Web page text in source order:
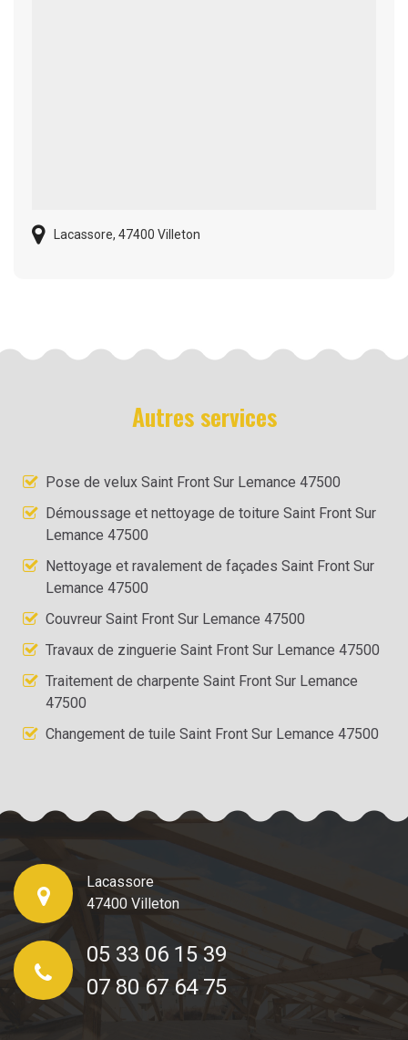
Lacassore, 47400 Villeton
Autres services
Pose de velux Saint Front Sur Lemance 47500
Démoussage et nettoyage de toiture Saint Front Sur
Lemance 47500
Nettoyage et ravalement de façades Saint Front Sur
Lemance 47500
Couvreur Saint Front Sur Lemance 47500
Travaux de zinguerie Saint Front Sur Lemance 47500
Traitement de charpente Saint Front Sur Lemance
47500
Changement de tuile Saint Front Sur Lemance 47500
Lacassore
47400 Villeton
05 33 06 15 39
07 80 67 64 75